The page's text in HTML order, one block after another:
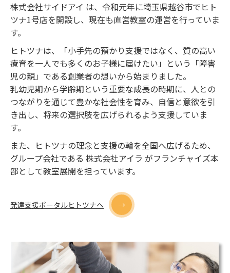
株式会社サイドアイ は、令和元年に埼玉県越谷市でヒト
ツナ1号店を開設し、現在も直営教室の運営を行っていま
す。
ヒトツナは、「小手先の預かり支援ではなく、質の高い
療育を一人でも多くのお子様に届けたい」という「障害
児の親」である創業者の想いから始まりました。
乳幼児期から学齢期という重要な成長の時期に、人との
つながりを通じて豊かな社会性を育み、自信と意欲を引
き出し、将来の選択肢を広げられるよう支援していま
す。
また、ヒトツナの理念と支援の輪を全国へ広げるため、
グループ会社である 株式会社アイラ がフランチャイズ本
部として教室展開を担っています。
発達支援ポータルヒトツナへ